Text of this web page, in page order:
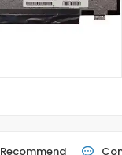
Recommend